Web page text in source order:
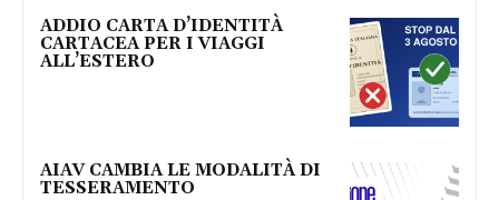
ADDIO CARTA D’IDENTITÀ
CARTACEA PER I VIAGGI
ALL’ESTERO
AIAV CAMBIA LE MODALITÀ DI
TESSERAMENTO